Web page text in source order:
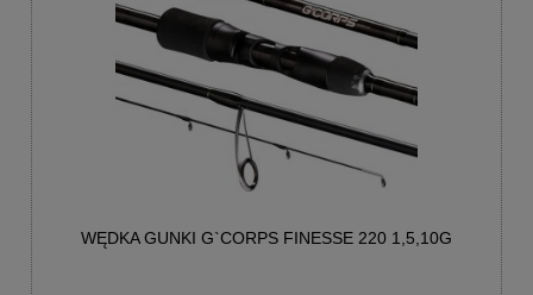
WĘDKA GUNKI G`CORPS FINESSE 220 1,5,10G